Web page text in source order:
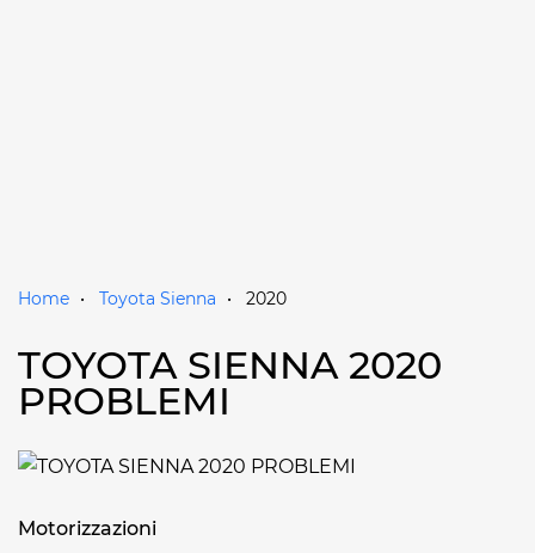
Home Toyota Sienna 2020
TOYOTA SIENNA 2020
PROBLEMI
Motorizzazioni